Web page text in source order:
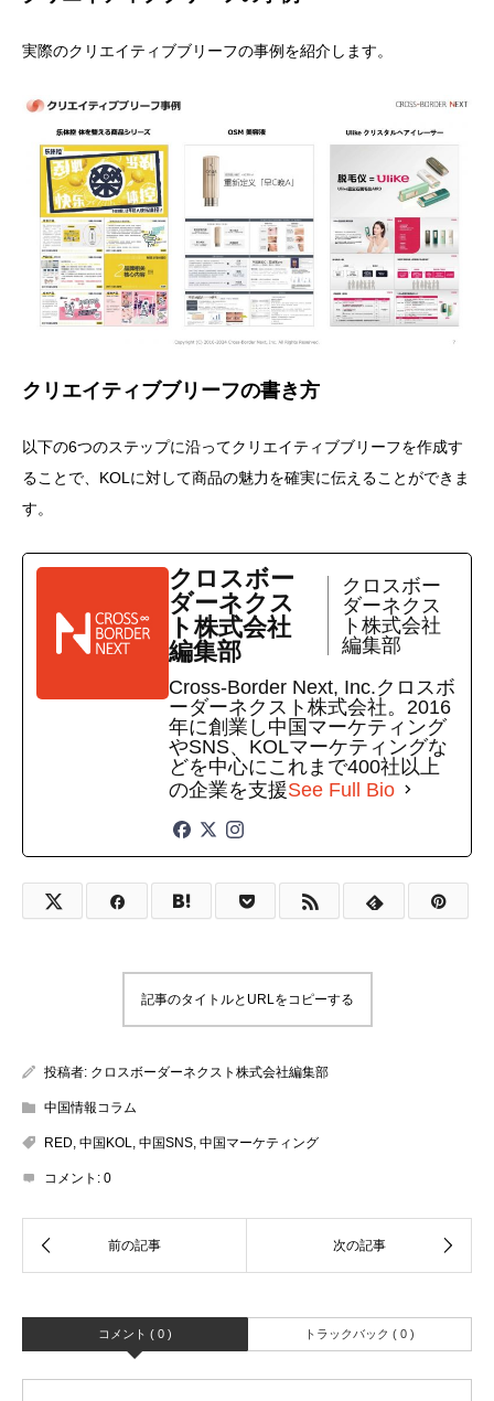
実際のクリエイティブブリーフの事例を紹介します。
クリエイティブブリーフの書き方
以下の6つのステップに沿ってクリエイティブブリーフを作成す
ることで、KOLに対して商品の魅力を確実に伝えることができま
す。
クロスボー
ダーネクス
ト株式会社
編集部
クロスボー
ダーネクス
ト株式会社
編集部
Cross-Border Next, Inc.クロスボ
ーダーネクスト株式会社。2016
年に創業し中国マーケティング
やSNS、KOLマーケティングな
どを中心にこれまで400社以上
の企業を支援See Full Bio
記事のタイトルとURLをコピーする
投稿者: クロスボーダーネクスト株式会社編集部
中国情報コラム
RED, 中国KOL, 中国SNS, 中国マーケティング
コメント: 0
コメント ( 0 ) トラックバック ( 0 )